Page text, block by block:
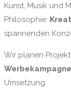
Kunst, Musik und
Philosophie:
spannenden
Wir planen
Umsetzung.